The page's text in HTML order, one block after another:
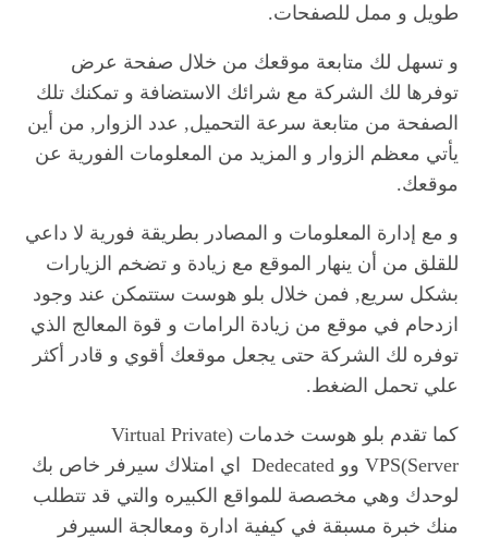
طويل و ممل للصفحات.
و تسهل لك متابعة موقعك من خلال صفحة عرض
توفرها لك الشركة مع شرائك الاستضافة و تمكنك تلك
الصفحة من متابعة سرعة التحميل, عدد الزوار, من أين
يأتي معظم الزوار و المزيد من المعلومات الفورية عن
موقعك.
و مع إدارة المعلومات و المصادر بطريقة فورية لا داعي
للقلق من أن ينهار الموقع مع زيادة و تضخم الزيارات
بشكل سريع, فمن خلال بلو هوست ستتمكن عند وجود
ازدحام في موقع من زيادة الرامات و قوة المعالج الذي
توفره لك الشركة حتى يجعل موقعك أقوي و قادر أكثر
علي تحمل الضغط.
كما تقدم بلو هوست خدمات (Virtual Private
Server)VPS وو Dedecated اي امتلاك سيرفر خاص بك
لوحدك وهي مخصصة للمواقع الكبيره والتي قد تتطلب
منك خبرة مسبقة في كيفية ادارة ومعالجة السيرفر